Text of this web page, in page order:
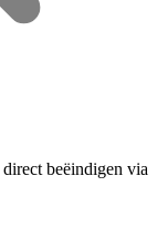
beëindigen via